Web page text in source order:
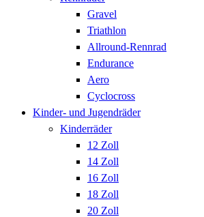
Gravel
Triathlon
Allround-Rennrad
Endurance
Aero
Cyclocross
Kinder- und Jugendräder
Kinderräder
12 Zoll
14 Zoll
16 Zoll
18 Zoll
20 Zoll